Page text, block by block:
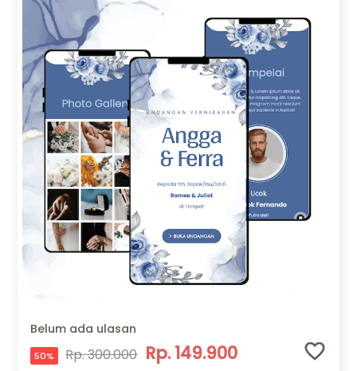
Belum ada ulasan
50% Rp. 300.000 Rp. 149.900